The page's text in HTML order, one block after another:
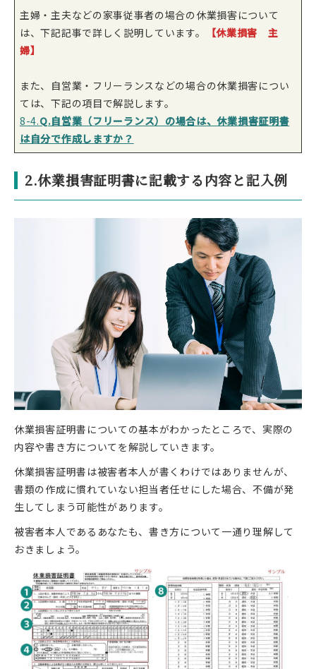
主婦・主夫などの家事従事者の場合の休業損害について
は、下記記事で詳しく説明しています。
【休業損害 主
婦】
また、自営業・フリーランスなどの場合の休業損害につい
ては、下記の項目で解説します。
8-4.Q.自営業（フリーランス）の場合は、休業損害証明書
は自分で作成しますか？
2.休業損害証明書に記載する内容と記入例
休業損害証明書についての基本がわかったところで、実際の
内容や書き方についてを解説していきます。
休業損害証明書は被害者本人が書くわけではありませんが、
書類の作成に慣れていない担当者任せにした場合、不備が発
生してしまう可能性があります。
被害者本人であるあなたも、書き方について一通り理解して
おきましょう。